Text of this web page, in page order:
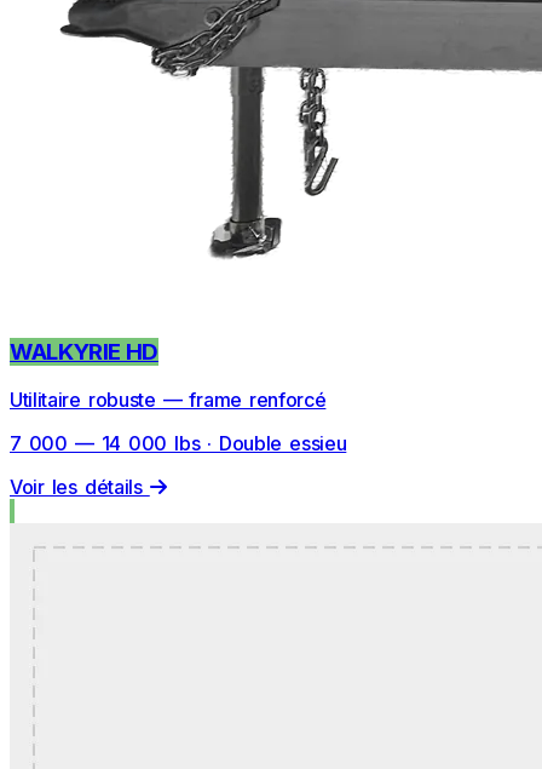
WALKYRIE HD
Utilitaire robuste — frame renforcé
7 000 — 14 000 lbs · Double essieu
Voir les détails